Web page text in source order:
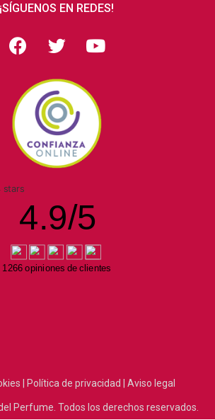
¡SÍGUENOS EN REDES!
4.9/5
1266 opiniones de clientes
| Política de privacidad | Aviso legal
Perfume. Todos los derechos reservados.